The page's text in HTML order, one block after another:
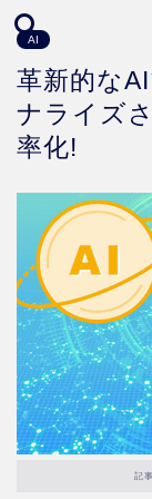
AI
革新的な
ナライズ
率化!
記